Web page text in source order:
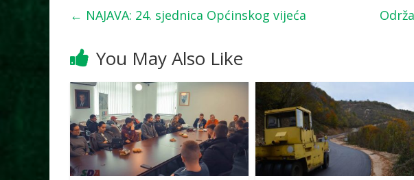
← NAJAVA: 24. sjednica Općinskog vijeća
You May Also Like